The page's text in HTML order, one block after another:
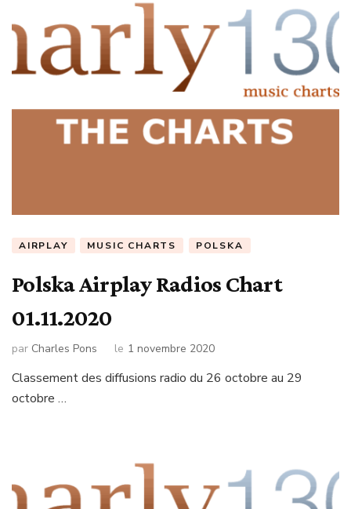
AIRPLAY MUSIC CHARTS POLSKA
Polska Airplay Radios Chart
01.11.2020
par Charles Pons le 1 novembre 2020
Classement des diffusions radio du 26 octobre au 29
octobre …